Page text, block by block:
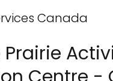
Canada